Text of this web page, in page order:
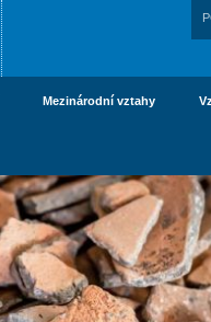
Mezinárodní vztahy